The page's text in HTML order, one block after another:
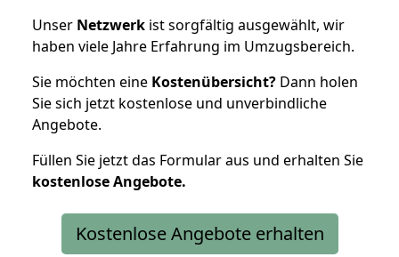
Unser Netzwerk ist sorgfältig ausgewählt, wir
haben viele Jahre Erfahrung im Umzugsbereich.
Sie möchten eine Kostenübersicht? Dann holen
Sie sich jetzt kostenlose und unverbindliche
Angebote.
Füllen Sie jetzt das Formular aus und erhalten Sie
kostenloseAngebote.
Kostenlose Angebote erhalten